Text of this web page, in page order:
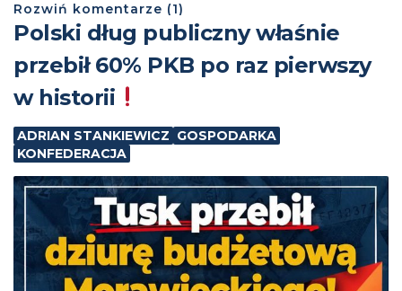
Rozwiń komentarze (1)
Polski dług publiczny właśnie
przebił 60% PKB po raz pierwszy
w historii
ADRIAN STANKIEWICZ GOSPODARKA
KONFEDERACJA